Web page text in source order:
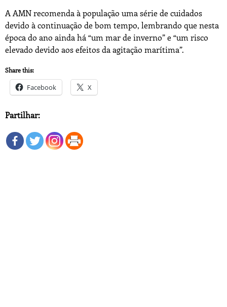
A AMN recomenda à população uma série de cuidados
devido à continuação de bom tempo, lembrando que nesta
época do ano ainda há “um mar de inverno” e “um risco
elevado devido aos efeitos da agitação marítima”.
Share this:
Facebook X
Partilhar: